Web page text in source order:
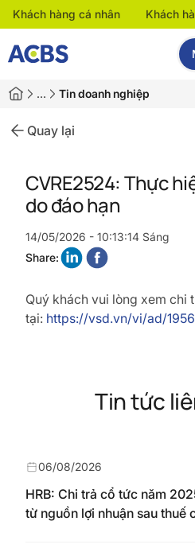
Khách hàng cá nhân Khách
… Tin doanh nghiệp
Quay lại
CVRE2524: Thực
do đáo hạn
14/05/2026 - 10:13:14 Sáng
Share:
Quý khách vui lòng xem chi
tại: https://vsd.vn/vi/ad/
Tin tức
HRB: Chi trả cổ tức năm
từ nguồn lợi nhuận sau thuế
06/08/2026